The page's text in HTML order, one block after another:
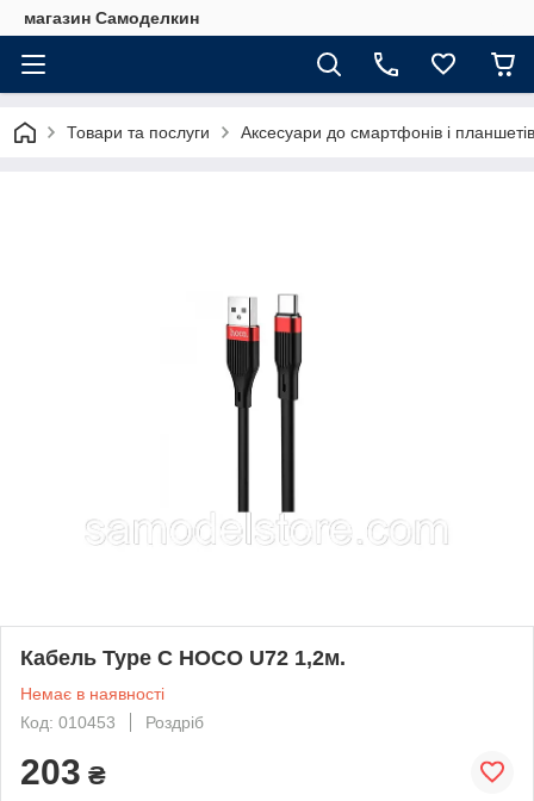
магазин Самоделкин
Товари та послуги Аксесуари до смартфонів і планшетів
Кабель Type C HOCO U72 1,2м.
Немає в наявності
Код: 010453
Роздріб
203 ₴